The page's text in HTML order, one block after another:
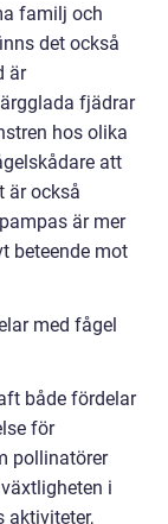
familj och
det också
är
fjädrar
hos olika
att
är också
är mer
beteende mot
med fågel
både fördelar
för
pollinatörer
i
aktiviteter,